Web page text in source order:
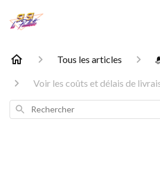
Tous les articles
Voir les coûts et délais de
Rechercher